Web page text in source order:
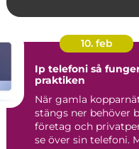
10. feb
Ip telefoni så fungerar det i
praktiken
När gamla
stängs ner behöver
företag och
se över sin telefoni.